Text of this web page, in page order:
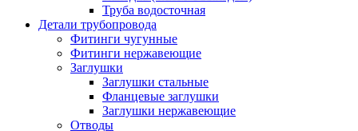
Труба водосточная
Детали трубопровода
Фитинги чугунные
Фитинги нержавеющие
Заглушки
Заглушки стальные
Фланцевые заглушки
Заглушки нержавеющие
Отводы